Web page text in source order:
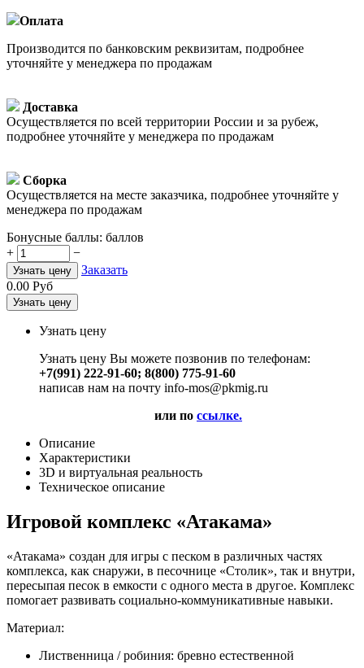
Оплата
Производится по банковским реквизитам, подробнее
уточняйте у менеджера по продажам
Доставка
Осуществляется по всей территории России и за рубеж,
подробнее уточняйте у менеджера по продажам
Сборка
Осуществляется на месте заказчика, подробнее уточняйте у
менеджера по продажам
Бонусные баллы: баллов
+
−
Узнать цену
Заказать
0.00 Руб
Узнать цену
Узнать цену
Узнать цену Вы можете позвонив по телефонам:
+7(991) 222-91-60; 8(800) 775-91-60
написав нам на почту info-mos@pkmig.ru
или по ссылке.
Описание
Характеристики
3D и виртуальная реальность
Техническое описание
Игровой комплекс «Атакама»
«Атакама» создан для игры с песком в различных частях
комплекса, как снаружи, в песочнице «Столик», так и внутри,
пересыпая песок в емкости с одного места в другое. Комплекс
помогает развивать социально-коммуникативные навыки.
Материал:
Лиственница / робиния: бревно естественной